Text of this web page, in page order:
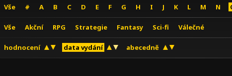
Vše # A B C D E F G H I J K L M N
Vše Akční RPG Strategie Fantasy Sci-fi Válečné
hodnocení data vydání abecedně